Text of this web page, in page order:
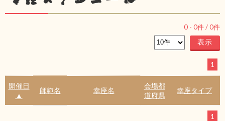
0 - 0件 /0件
1
開催日
▲
師範名 幸座名
会場都
道府県
幸座タイプ
1